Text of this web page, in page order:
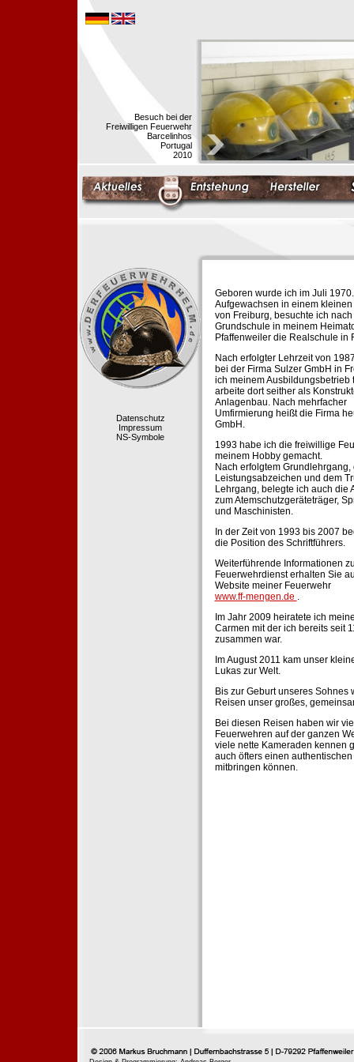
Besuch bei der
Freiwilligen Feuerwehr
Barcelinhos
Portugal
2010
Datenschutz
Impressum
NS-Symbole
Geboren wurde ich im Juli 1970.
Aufgewachsen in einem kleinen
von Freiburg, besuchte ich nach
Grundschule in meinem
Pfaffenweiler die Realschule in
Nach erfolgter Lehrzeit von
bei der Firma Sulzer GmbH in
ich meinem Ausbildungsbetrieb
arbeite dort seither als
Anlagenbau. Nach mehrfacher
Umfirmierung heißt die Firma
GmbH.
1993 habe ich die freiwillige
meinem Hobby gemacht.
Nach erfolgtem Grundlehrgang,
Leistungsabzeichen und dem
Lehrgang, belegte ich auch die
zum Atemschutzgeräteträger,
und Maschinisten.
In der Zeit von 1993 bis 2007
die Position des Schriftführers.
Weiterführende Informationen
Feuerwehrdienst erhalten Sie
Website meiner Feuerwehr
www.ff-mengen.de .
Im Jahr 2009 heiratete ich
Carmen mit der ich bereits seit
zusammen war.
Im August 2011 kam unser
Lukas zur Welt.
Bis zur Geburt unseres Sohnes
Reisen unser großes,
Bei diesen Reisen haben wir
Feuerwehren auf der ganzen
viele nette Kameraden kennen
auch öfters einen
mitbringen können.